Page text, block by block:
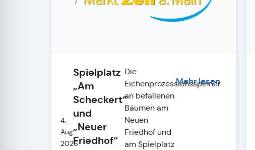
4.
Aug.
2026
Spielplatz
„Am
Scheckert“
und
„Neuer
Friedhof“
Die
Eichenprozessionsspinner
an befallenen
Bäumen am
Neuen
Friedhof und
am Spielplatz
Mehr lesen